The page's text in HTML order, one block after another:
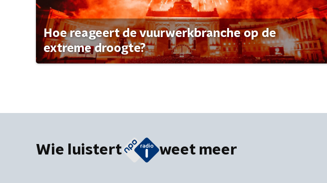
Hoe reageert de vuurwerkbranche op de
extreme droogte?
Wie luistert weet meer